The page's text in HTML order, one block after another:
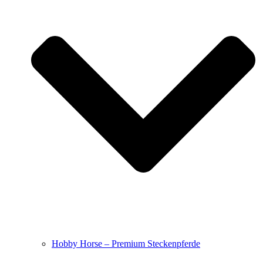
Hobby Horse – Premium Steckenpferde